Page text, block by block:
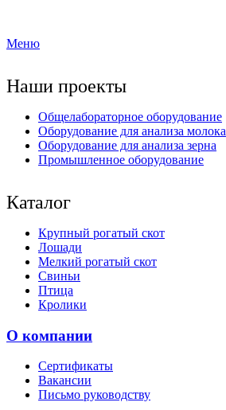
Меню
Наши проекты
Общелабораторное оборудование
Оборудование для анализа молока
Оборудование для анализа зерна
Промышленное оборудование
Каталог
Крупный рогатый скот
Лошади
Мелкий рогатый скот
Свиньи
Птица
Кролики
О компании
Сертификаты
Вакансии
Письмо руководству